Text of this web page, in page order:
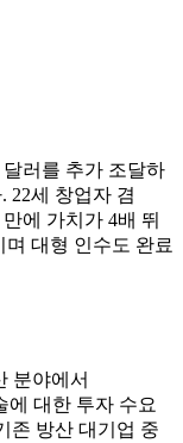
달러를 추가 조달하
22세 창업자 겸
에 가치가 4배 뛰
대형 인수도 완료
분야에서
에 대한 투자 수요
존 방산 대기업 중